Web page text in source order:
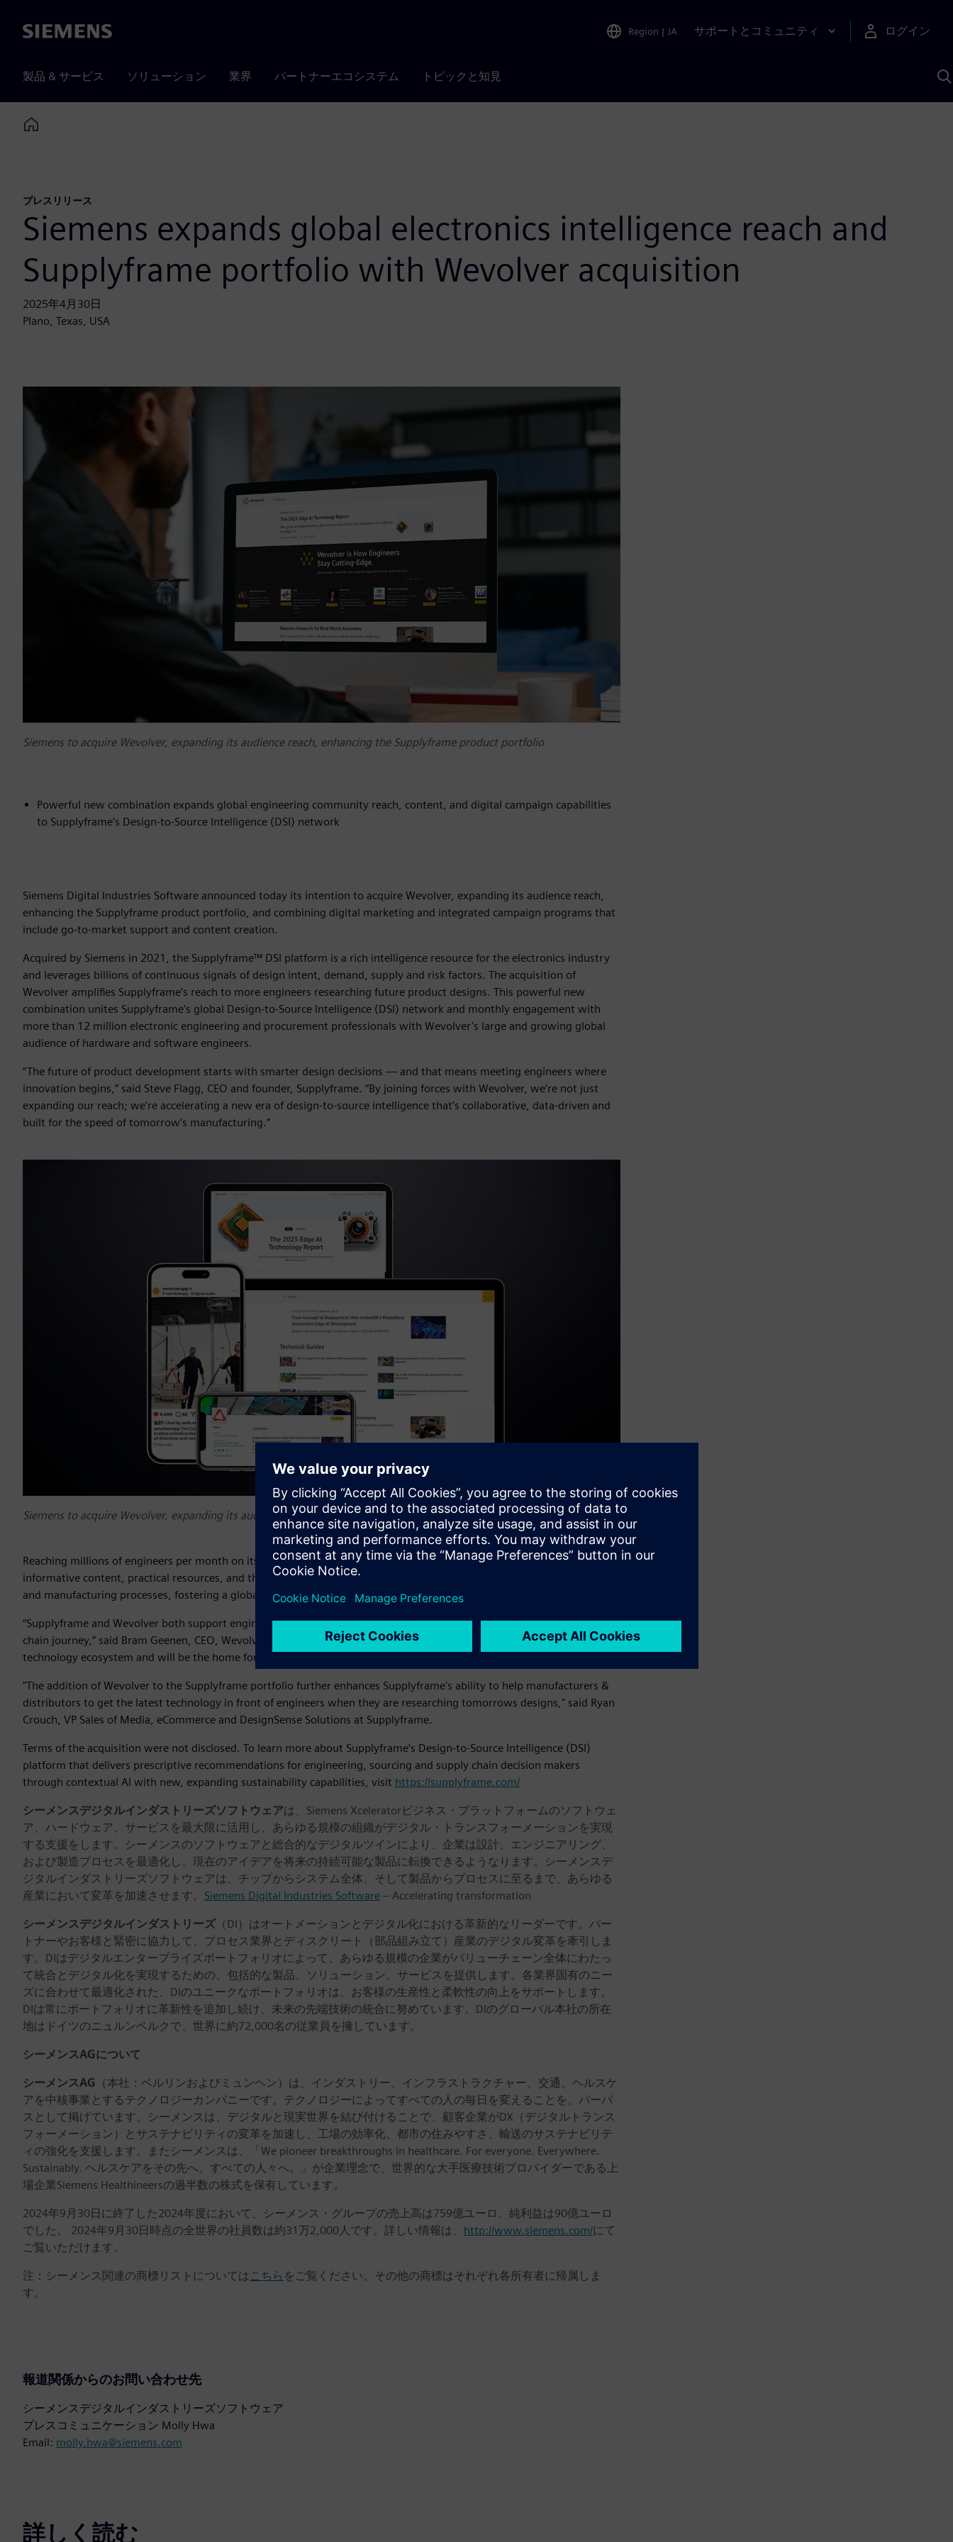
Siemens Region | JA サポートとコミュニティ ログイン
製品 & サービス ソリューション 業界 パートナーエコシステム トピックと知見
Home
プレスリリース
Siemens expands global electronics intelligence reach and
Supplyframe portfolio with Wevolver acquisition
2025年4月30日
Plano, Texas, USA
Siemens to acquire Wevolver, expanding its audience reach, enhancing the Supplyframe product portfolio
Powerful new combination expands global engineering community reach, content, and digital campaign capabilities
to Supplyframe’s Design-to-Source Intelligence (DSI) network
Siemens Digital Industries Software announced today its intention to acquire Wevolver, expanding its audience reach,
enhancing the Supplyframe product portfolio, and combining digital marketing and integrated campaign programs that
include go-to-market support and content creation.
Acquired by Siemens in 2021, the Supplyframe™ DSI platform is a rich intelligence resource for the electronics industry
and leverages billions of continuous signals of design intent, demand, supply and risk factors. The acquisition of
Wevolver amplifies Supplyframe’s reach to more engineers researching future product designs. This powerful new
combination unites Supplyframe’s global Design-to-Source Intelligence (DSI) network and monthly engagement with
more than 12 million electronic engineering and procurement professionals with Wevolver’s large and growing global
audience of hardware and software engineers.
“The future of product development starts with smarter design decisions — and that means meeting engineers where
innovation begins,” said Steve Flagg, CEO and founder, Supplyframe. “By joining forces with Wevolver, we’re not just
expanding our reach; we’re accelerating a new era of design-to-source intelligence that’s collaborative, data-driven and
built for the speed of tomorrow’s manufacturing.”
Siemens to acquire Wevolver, expanding its audience reach, enhancing the Supplyframe product portfolio
Reaching millions of engineers per month on its web and social channels, Wevolver’s platform provides access to deeply
informative content, practical resources, and the latest developments in technologies like semiconductors, robotics, AI
and manufacturing processes, fostering a global community of innovators.
“Supplyframe and Wevolver both support engineering professionals throughout their research, development, and supply
chain journey,” said Bram Geenen, CEO, Wevolver. “Together we bring an even stronger value proposition to the global
technology ecosystem and will be the home for the global engineering community.”
"The addition of Wevolver to the Supplyframe portfolio further enhances Supplyframe's ability to help manufacturers &
distributors to get the latest technology in front of engineers when they are researching tomorrows designs," said Ryan
Crouch, VP Sales of Media, eCommerce and DesignSense Solutions at Supplyframe.
Terms of the acquisition were not disclosed. To learn more about Supplyframe’s Design-to-Source Intelligence (DSI)
platform that delivers prescriptive recommendations for engineering, sourcing and supply chain decision makers
through contextual AI with new, expanding sustainability capabilities, visit https://supplyframe.com/
シーメンスデジタルインダストリーズソフトウェアは、Siemens Xceleratorビジネス・プラットフォームのソフトウェ
ア、ハードウェア、サービスを最大限に活用し、あらゆる規模の組織がデジタル・トランスフォーメーションを実現
する支援をします。シーメンスのソフトウェアと総合的なデジタルツインにより、企業は設計、エンジニアリング、
および製造プロセスを最適化し、現在のアイデアを将来の持続可能な製品に転換できるようなります。シーメンスデ
ジタルインダストリーズソフトウェアは、チップからシステム全体、そして製品からプロセスに至るまで、あらゆる
産業において変革を加速させます。 Siemens Digital Industries Software – Accelerating transformation
シーメンスデジタルインダストリーズ（DI）はオートメーションとデジタル化における革新的なリーダーです。パー
トナーやお客様と緊密に協力して、プロセス業界とディスクリート（部品組み立て）産業のデジタル変革を牽引しま
す。DIはデジタルエンタープライズポートフォリオによって、あらゆる規模の企業がバリューチェーン全体にわたっ
て統合とデジタル化を実現するための、包括的な製品、ソリューション、サービスを提供します。各業界固有のニー
ズに合わせて最適化された、DIのユニークなポートフォリオは、お客様の生産性と柔軟性の向上をサポートします。
DIは常にポートフォリオに革新性を追加し続け、未来の先端技術の統合に努めています。DIのグローバル本社の所在
地はドイツのニュルンベルクで、世界に約72,000名の従業員を擁しています。
シーメンスAGについて
シーメンスAG （本社：ベルリンおよびミュンヘン）は、インダストリー、インフラストラクチャー、交通、ヘルスケ
アを中核事業とするテクノロジーカンパニーです。テクノロジーによってすべての人の毎日を変えることを、パーパ
スとして掲げています。シーメンスは、デジタルと現実世界を結び付けることで、顧客企業がDX（デジタルトランス
フォーメーション）とサステナビリティの変革を加速し、工場の効率化、都市の住みやすさ、輸送のサステナビリテ
ィの強化を支援します。またシーメンスは、「We pioneer breakthroughs in healthcare. For everyone. Everywhere.
Sustainably. ヘルスケアをその先へ。すべての人々へ。」が企業理念で、世界的な大手医療技術プロバイダーである上
場企業Siemens Healthineersの過半数の株式を保有しています。
2024年9月30日に終了した2024年度において、シーメンス・グループの売上高は759億ユーロ、純利益は90億ユーロ
でした。 2024年9月30日時点の全世界の社員数は約31万2,000人です。詳しい情報は、 http://www.siemens.com/にて
ご覧いただけます。
注：シーメンス関連の商標リストについては こちら をご覧ください。その他の商標はそれぞれ各所有者に帰属しま
す。
報道関係からのお問い合わせ先
シーメンスデジタルインダストリーズソフトウェア
プレスコミュニケーション Molly Hwa
Email: molly.hwa@siemens.com
詳しく読む